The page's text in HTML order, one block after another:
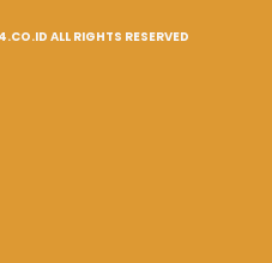
ALL RIGHTS RESERVED